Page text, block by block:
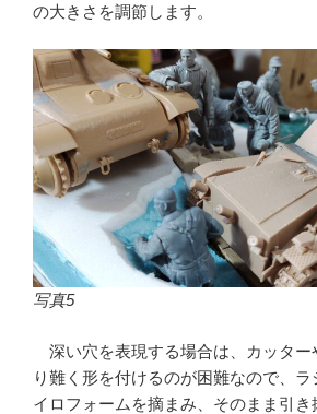
の大きさを調節します。
写真5
深い穴を表現する場合は、カッター
り難く形を付けるのが困難なので、ラ
イロフォームを摘まみ、そのまま引き